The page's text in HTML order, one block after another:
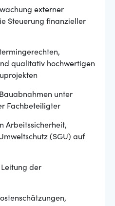
externer
Steuerung finanzieller
qualitativ hochwertigen
unter
Fachbeteiligter
Arbeitssicherheit,
(SGU) auf
der